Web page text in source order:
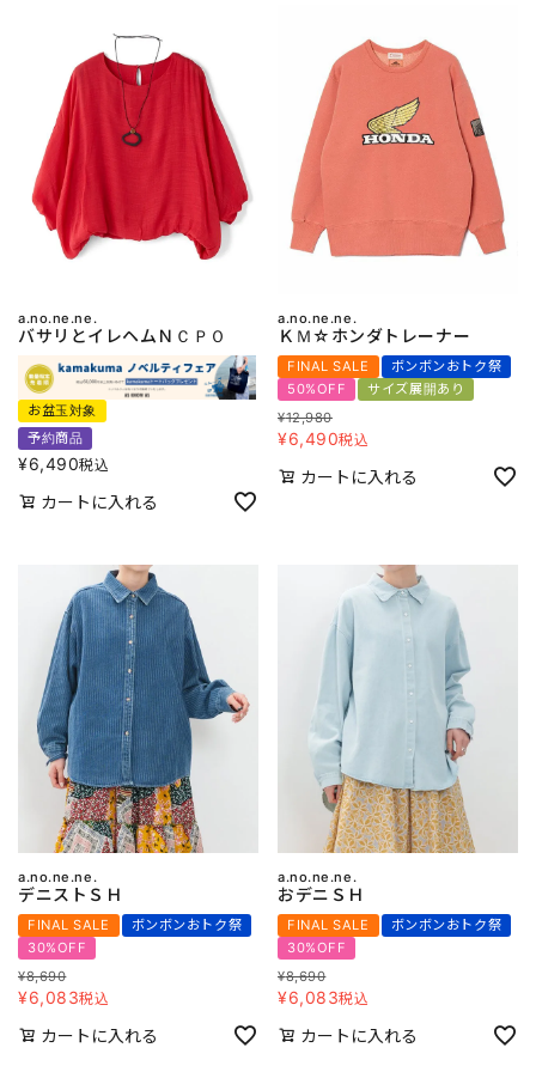
a.no.ne.ne.
バサリとイレヘムＮＣＰＯ
お盆玉対象
予約商品
¥6,490税込
カートに入れる
a.no.ne.ne.
ＫＭ☆ホンダトレーナー
FINAL SALE
ボンボンおトク祭
50%OFF
サイズ展開あり
¥12,980
¥6,490税込
カートに入れる
a.no.ne.ne.
デニストＳＨ
FINAL SALE
ボンボンおトク祭
30%OFF
¥8,690
¥6,083税込
カートに入れる
a.no.ne.ne.
おデニＳＨ
FINAL SALE
ボンボンおトク祭
30%OFF
¥8,690
¥6,083税込
カートに入れる